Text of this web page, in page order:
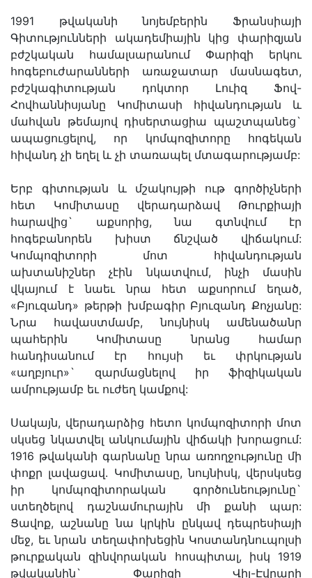
1991 թվականի նոյեմբերին Ֆրանսիայի
Գիտությունների ակադեմիային կից փարիզյան
բժշկական համալսարանում Փարիզի երկու
հոգեբուժարանների առաջատար մասնագետ,
բժշկագիտության դոկտոր Լուիզ Ֆով-
Հովհաննիսյանը Կոմիտասի հիվանդության և
մահվան թեմայով դիսերտացիա պաշտպանեց`
ապացուցելով, որ կոմպոզիտորը հոգեկան
հիվանդ չի եղել և չի տառապել մտագարությամբ:
Երբ գիտության և մշակույթի ութ գործիչների
հետ Կոմիտասը վերադարձավ Թուրքիայի
հարավից` աքսորից, նա գտնվում էր
հոգեբանորեն խիստ ճնշված վիճակում:
Կոմպոզիտորի մոտ հիվանդության
ախտանիշներ չէին նկատվում, ինչի մասին
վկայում է նաեւ նրա հետ աքսորում եղած,
«Բյուզանդ» թերթի խմբագիր Բյուզանդ Քոչյանը:
Նրա հավաստմամբ, նույնիսկ ամենածանր
պահերին Կոմիտասը նրանց համար
հանդիսանում էր հույսի եւ փրկության
«աղբյուր»` զարմացնելով իր ֆիզիկական
ամրությամբ եւ ուժեղ կամքով:
Սակայն, վերադարձից հետո կոմպոզիտորի մոտ
սկսեց նկատվել անկումային վիճակի խորացում:
1916 թվականի գարնանը նրա առողջությունը մի
փոքր լավացավ. Կոմիտասը, նույնիսկ, վերսկսեց
իր կոմպոզիտորական գործունեությունը`
ստեղծելով դաշնամուրային մի քանի պար:
Ցավոք, աշնանը նա կրկին ընկավ դեպրեսիայի
մեջ, եւ նրան տեղափոխեցին Կոստանդնուպոլսի
թուրքական զինվորական հոսպիտալ, իսկ 1919
թվականին` Փարիզի Վիլ-Էվրարի